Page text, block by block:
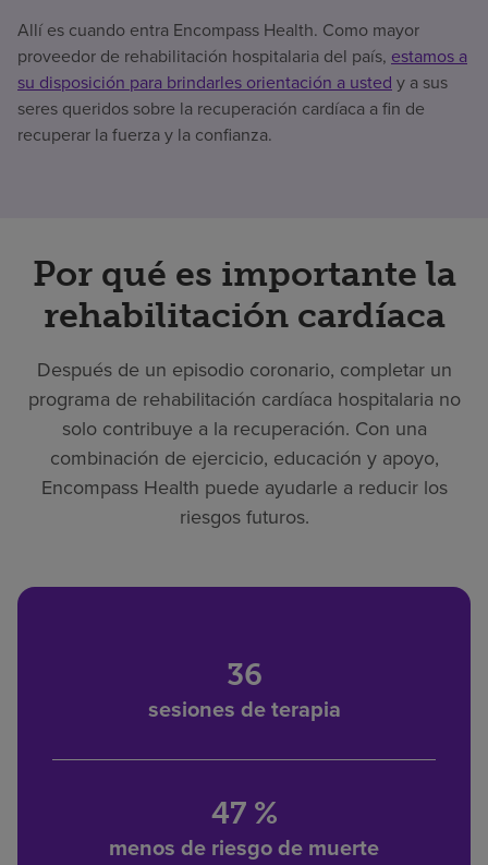
Allí es cuando entra Encompass Health. Como mayor
proveedor de rehabilitación hospitalaria del país, estamos a
su disposición para brindarles orientación a usted y a sus
seres queridos sobre la recuperación cardíaca a fin de
recuperar la fuerza y la confianza.
Por qué es importante la
rehabilitación cardíaca
Después de un episodio coronario, completar un
programa de rehabilitación cardíaca hospitalaria no
solo contribuye a la recuperación. Con una
combinación de ejercicio, educación y apoyo,
Encompass Health puede ayudarle a reducir los
riesgos futuros.
36
sesiones de terapia
47 %
menos de riesgo de muerte